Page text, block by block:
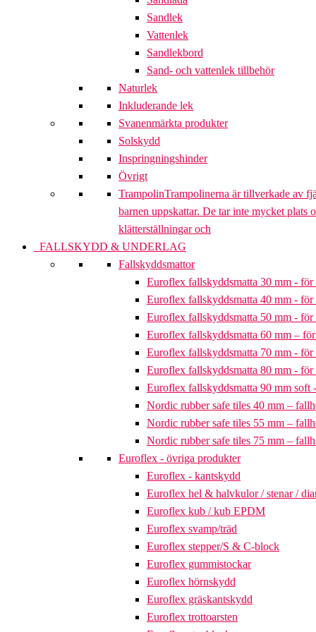
Sandlek
Vattenlek
Sandlekbord
Sand- och vattenlek tillbehör
Naturlek
Inkluderande lek
Svanenmärkta produkter
Solskydd
Inspringningshinder
Övrigt
TrampolinTrampolinerna är tillverkade av
barnen uppskattar. De tar inte mycket plats
klätterställningar och
FALLSKYDD & UNDERLAG
Fallskyddsmattor
Euroflex fallskyddsmatta 30 mm -
Euroflex fallskyddsmatta 40 mm -
Euroflex fallskyddsmatta 50 mm -
Euroflex fallskyddsmatta 60 mm –
Euroflex fallskyddsmatta 70 mm -
Euroflex fallskyddsmatta 80 mm -
Euroflex fallskyddsmatta 90 mm soft
Nordic rubber safe tiles 40 mm –
Nordic rubber safe tiles 55 mm –
Nordic rubber safe tiles 75 mm –
Euroflex - övriga produkter
Euroflex - kantskydd
Euroflex hel & halvkulor / stenar /
Euroflex kub / kub EPDM
Euroflex svamp/träd
Euroflex stepper/S & C-block
Euroflex gummistockar
Euroflex hörnskydd
Euroflex gräskantskydd
Euroflex trottoarsten